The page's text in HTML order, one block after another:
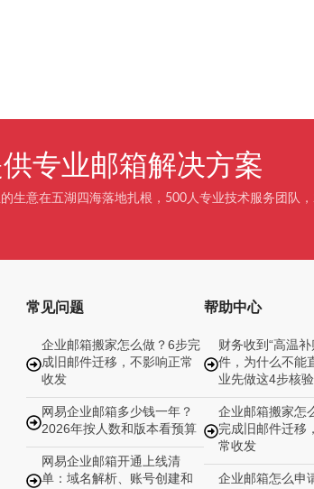
专业邮箱解决方案
生意在五湖四海落地扎根，500人专业技术服务团队
常见问题
企业邮箱搬家怎么做？6步完
成旧邮件迁移，不影响正常
收发
网易企业邮箱多少钱一年？
2026年按人数和版本看预算
网易企业邮箱开通上线清
单：域名解析、账号创建和
帮助中心
财务收到“高温
件，为什么不能
业先做这4步核验
企业邮箱搬家怎
完成旧邮件迁移
常收发
企业邮箱怎么申